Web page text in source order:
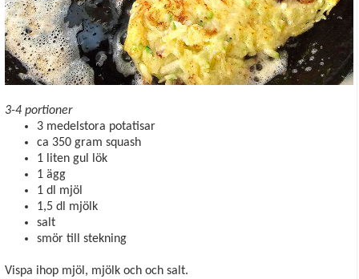
3-4 portioner
3 medelstora potatisar
ca 350 gram squash
1 liten gul lök
1 ägg
1 dl mjöl
1,5 dl mjölk
salt
smör till stekning
Vispa ihop mjöl, mjölk och och salt.